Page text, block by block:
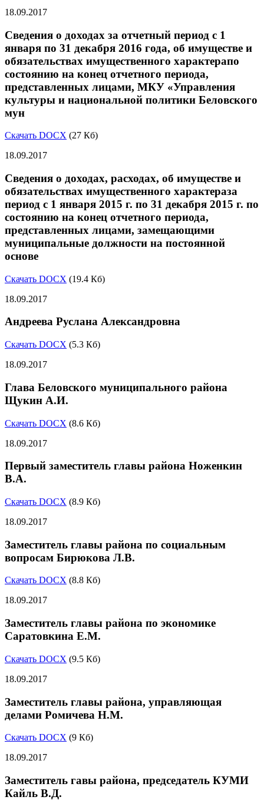
18.09.2017
Сведения о доходах за отчетный период с 1
января по 31 декабря 2016 года, об имуществе и
обязательствах имущественного характерапо
состоянию на конец отчетного периода,
представленных лицами, МКУ «Управления
культуры и национальной политики Беловского
мун
Скачать DOCX (27 Кб)
18.09.2017
Сведения о доходах, расходах, об имуществе и
обязательствах имущественного характераза
период с 1 января 2015 г. по 31 декабря 2015 г. по
состоянию на конец отчетного периода,
представленных лицами, замещающими
муниципальные должности на постоянной
основе
Скачать DOCX (19.4 Кб)
18.09.2017
Андреева Руслана Александровна
Скачать DOCX (5.3 Кб)
18.09.2017
Глава Беловского муниципального района
Щукин А.И.
Скачать DOCX (8.6 Кб)
18.09.2017
Первый заместитель главы района Ноженкин
В.А.
Скачать DOCX (8.9 Кб)
18.09.2017
Заместитель главы района по социальным
вопросам Бирюкова Л.В.
Скачать DOCX (8.8 Кб)
18.09.2017
Заместитель главы района по экономике
Саратовкина Е.М.
Скачать DOCX (9.5 Кб)
18.09.2017
Заместитель главы района, управляющая
делами Ромичева Н.М.
Скачать DOCX (9 Кб)
18.09.2017
Заместитель гавы района, председатель КУМИ
Кайль В.Д.